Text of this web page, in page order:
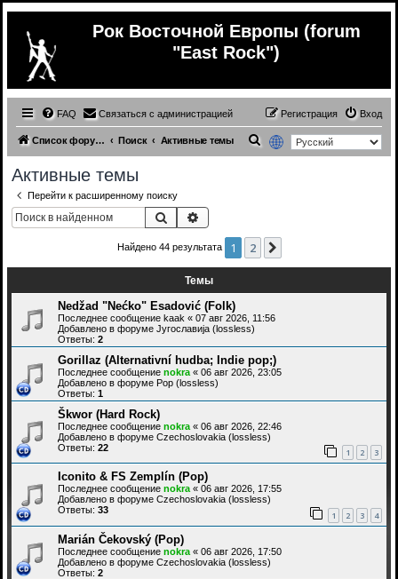
Рок Восточной Европы (forum
"East Rock")
FAQ Связаться с администрацией Вход
Регистрация
Список форумов Поиск Активные темы
Активные темы
Перейти к расширенному поиску
Поиск
Найдено 44 результата 1 2
Темы
Nedžad "Nećko" Esadović (Folk)
Последнее сообщение kaak « 07 авг 2026, 11:56
Добавлено в форуме Југославија (lossless)
Ответы: 2
Gorillaz (Alternativní hudba; Indie pop;)
Последнее сообщение nokra « 06 авг 2026, 23:05
Добавлено в форуме Pop (lossless)
Ответы: 1
Škwor (Hard Rock)
Последнее сообщение nokra « 06 авг 2026, 22:46
Добавлено в форуме Czechoslovakia (lossless)
Ответы: 22 1 2 3
Iconito & FS Zemplín (Pop)
Последнее сообщение nokra « 06 авг 2026, 17:55
Добавлено в форуме Czechoslovakia (lossless)
Ответы: 33 1 2 3 4
Marián Čekovský (Pop)
Последнее сообщение nokra « 06 авг 2026, 17:50
Добавлено в форуме Czechoslovakia (lossless)
Ответы: 2